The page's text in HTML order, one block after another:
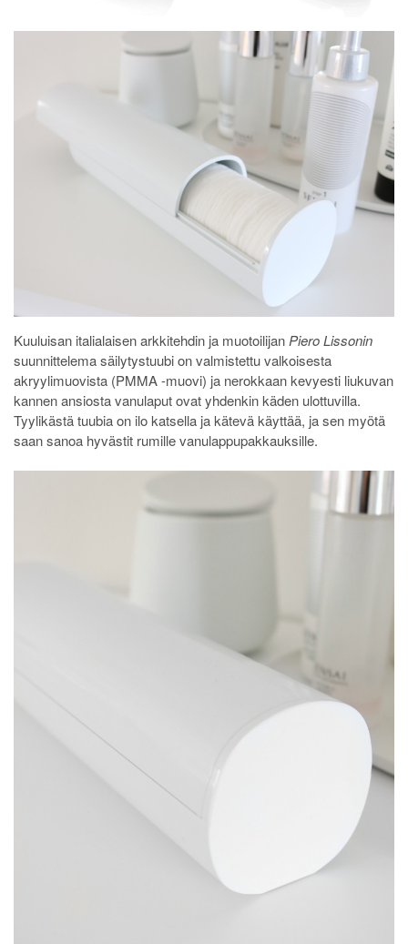
Kuuluisan italialaisen arkkitehdin ja muotoilijan Piero Lissonin
suunnittelema säilytystuubi on valmistettu valkoisesta
akryylimuovista (PMMA -muovi) ja nerokkaan kevyesti liukuvan
kannen ansiosta vanulaput ovat yhdenkin käden ulottuvilla.
Tyylikästä tuubia on ilo katsella ja kätevä käyttää, ja sen myötä
saan sanoa hyvästit rumille vanulappupakkauksille.